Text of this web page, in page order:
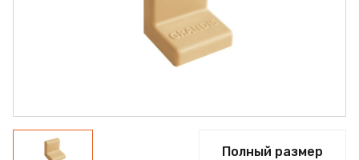
Полный размер